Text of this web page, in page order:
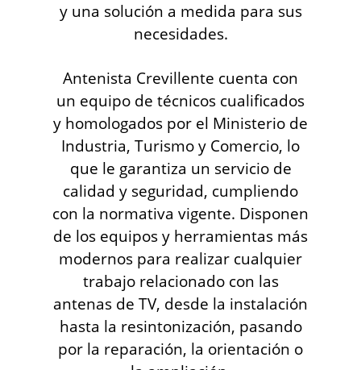
y una solución a medida para sus
necesidades.
Antenista Crevillente cuenta con
un equipo de técnicos cualificados
y homologados por el Ministerio de
Industria, Turismo y Comercio, lo
que le garantiza un servicio de
calidad y seguridad, cumpliendo
con la normativa vigente. Disponen
de los equipos y herramientas más
modernos para realizar cualquier
trabajo relacionado con las
antenas de TV, desde la instalación
hasta la resintonización, pasando
por la reparación, la orientación o